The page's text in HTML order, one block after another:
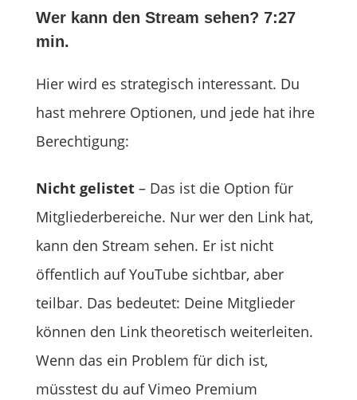
Wer kann den Stream sehen? 7:27
min.
Hier wird es strategisch interessant. Du
hast mehrere Optionen, und jede hat ihre
Berechtigung:
Nicht gelistet– Das ist die Option für
Mitgliederbereiche. Nur wer den Link hat,
kann den Stream sehen. Er ist nicht
öffentlich auf YouTube sichtbar, aber
teilbar. Das bedeutet: Deine Mitglieder
können den Link theoretisch weiterleiten.
Wenn das ein Problem für dich ist,
müsstest du auf Vimeo Premium